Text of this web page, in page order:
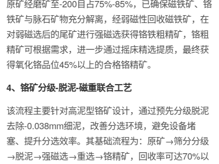
原矿经磨矿至-200目占75%-85%，已确保磁铁矿、铬
铁矿与脉石矿物充分解离，经弱磁性回收磁铁矿，在
对弱磁选后的尾矿进行强磁选获得铬铁粗精矿，铬粗
精矿可根据需求，进一步通过摇床精选提质，最终获
得氧化铬品位45%以上的合格铬精矿。
4、铬矿分级-脱泥-磁重联合工艺
该流程主要针对高泥型铬矿设计，通过预先分级脱泥
去除-0.038mm细泥，改善分选环境，避免设备堵
塞、提升分选效率。其基础流程为：原矿→筛分分级
→脱泥→强磁选→重选→铬精矿，回收率可达70%以